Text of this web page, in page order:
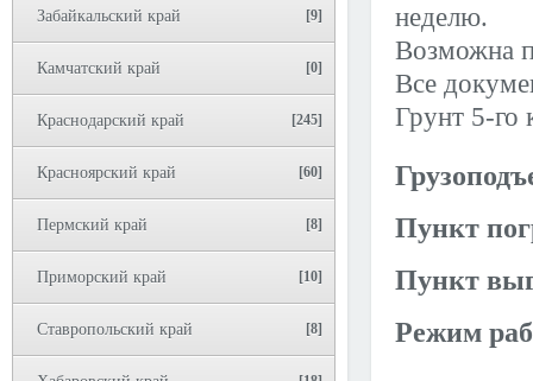
Забайкальский край [9]
Камчатский край [0]
Краснодарский край [245]
Красноярский край [60]
Пермский край [8]
Приморский край [10]
Ставропольский край [8]
неделю.
Возможна
Все
Грунт 5-го
Пункт
Пункт
Режим